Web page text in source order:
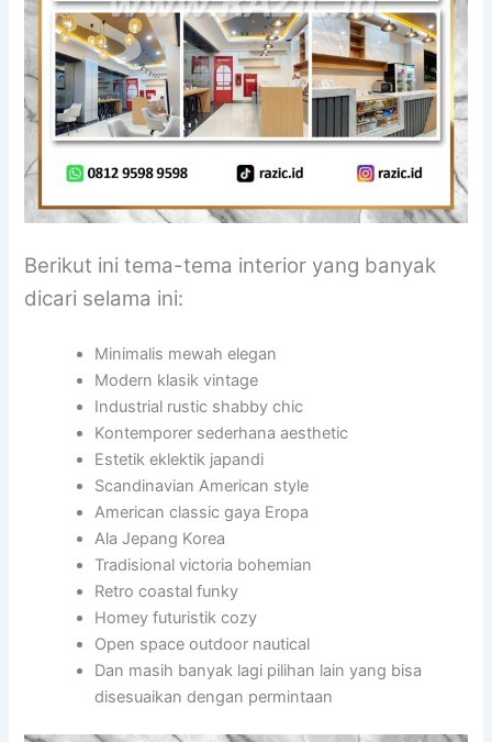
Berikut ini tema-tema interior yang banyak
dicari selama ini:
Minimalis mewah elegan
Modern klasik vintage
Industrial rustic shabby chic
Kontemporer sederhana aesthetic
Estetik eklektik japandi
Scandinavian American style
American classic gaya Eropa
Ala Jepang Korea
Tradisional victoria bohemian
Retro coastal funky
Homey futuristik cozy
Open space outdoor nautical
Dan masih banyak lagi pilihan lain yang bisa
disesuaikan dengan permintaan